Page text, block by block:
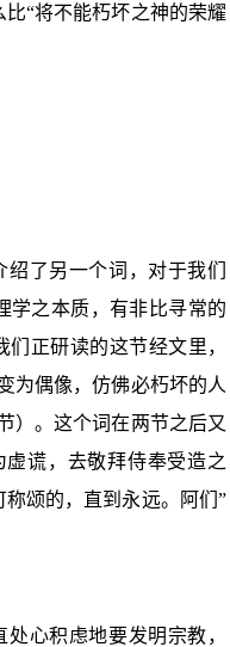
“将不能朽坏之神的荣耀
了另一个词，对于我们
学之本质，有非比寻常的
正研读的这节经文里，
为偶像，仿佛必朽坏的人
）。这个词在两节之后又
谎，去敬拜侍奉受造之
颂的，直到永远。阿们”
心积虑地要发明宗教，